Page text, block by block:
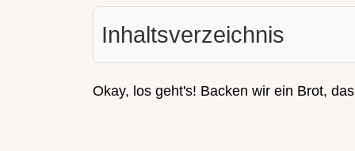
Inhaltsverzeichnis
Okay, los geht's! Backen wir ein Brot,